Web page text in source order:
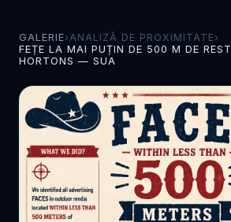
GALERIE›ANALIZĂ DE PROXIMITATE›
FEȚE LA MAI PUȚIN DE 500 M DE
HORTONS — SUA